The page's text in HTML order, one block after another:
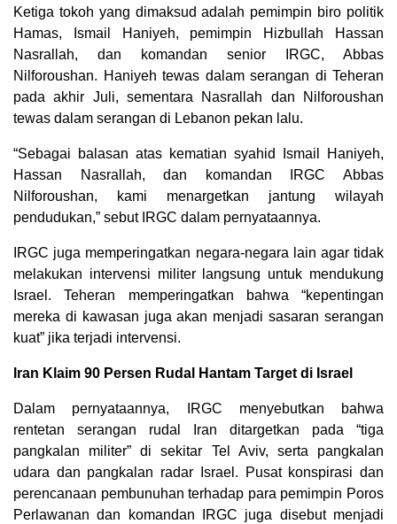
Ketiga tokoh yang dimaksud adalah pemimpin biro politik
Hamas, Ismail Haniyeh, pemimpin Hizbullah Hassan
Nasrallah, dan komandan senior IRGC, Abbas
Nilforoushan. Haniyeh tewas dalam serangan di Teheran
pada akhir Juli, sementara Nasrallah dan Nilforoushan
tewas dalam serangan di Lebanon pekan lalu.
“Sebagai balasan atas kematian syahid Ismail Haniyeh,
Hassan Nasrallah, dan komandan IRGC Abbas
Nilforoushan, kami menargetkan jantung wilayah
pendudukan,” sebut IRGC dalam pernyataannya.
IRGC juga memperingatkan negara-negara lain agar tidak
melakukan intervensi militer langsung untuk mendukung
Israel. Teheran memperingatkan bahwa “kepentingan
mereka di kawasan juga akan menjadi sasaran serangan
kuat” jika terjadi intervensi.
Iran Klaim 90 Persen Rudal Hantam Target di Israel
Dalam pernyataannya, IRGC menyebutkan bahwa
rentetan serangan rudal Iran ditargetkan pada “tiga
pangkalan militer” di sekitar Tel Aviv, serta pangkalan
udara dan pangkalan radar Israel. Pusat konspirasi dan
perencanaan pembunuhan terhadap para pemimpin Poros
Perlawanan dan komandan IRGC juga disebut menjadi